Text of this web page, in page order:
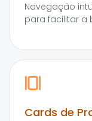
Navegação
para facilitar a
Cards de